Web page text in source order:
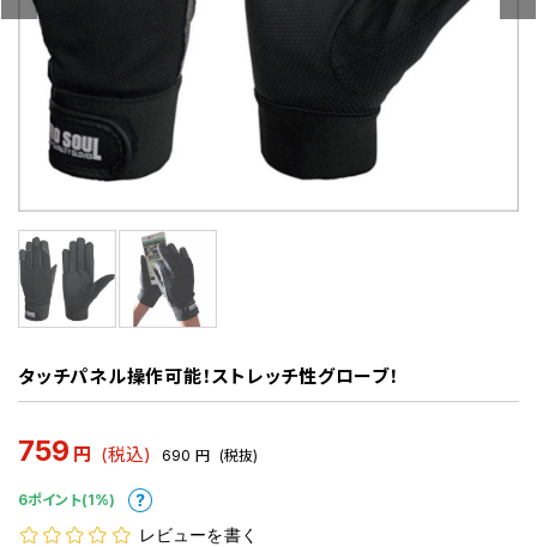
タッチパネル操作可能！ストレッチ性グローブ！
759 円 (税込) 690 円 (税抜)
6ポイント(1%)
レビューを書く